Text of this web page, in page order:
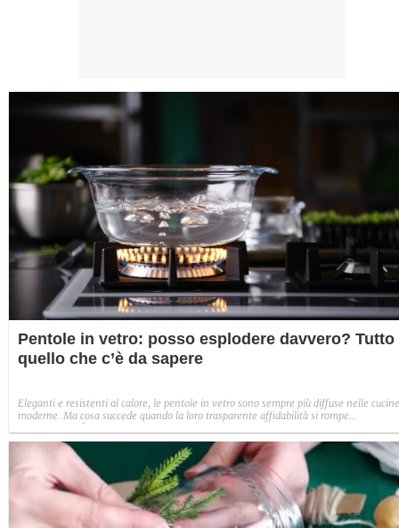
Pentole in vetro: posso esplodere davvero? Tutto
quello che c’è da sapere
Eleganti e resistenti al calore, le pentole in vetro sono sempre più diffuse nelle cucine
moderne. Ma cosa succede quando la loro trasparente affidabilità si rompe